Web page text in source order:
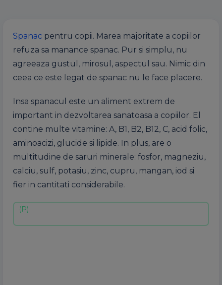
Spanac pentru copii. Marea majoritate a copiilor
refuza sa manance spanac. Pur si simplu, nu
agreeaza gustul , mirosul , aspectul sau. Nimic din
ceea ce este legat de spanac nu le face placere.
Insa spanacul este un aliment extrem de
important in dezvoltarea sanatoasa a copiilor. El
contine multe vitamine: A, B1, B2, B12, C, acid folic,
aminoacizi, glucide si lipide. In plus, are o
multitudine de saruri minerale: fosfor, magneziu,
calciu, sulf, potasiu, zinc, cupru, mangan, iod si
fier in cantitati considerabile.